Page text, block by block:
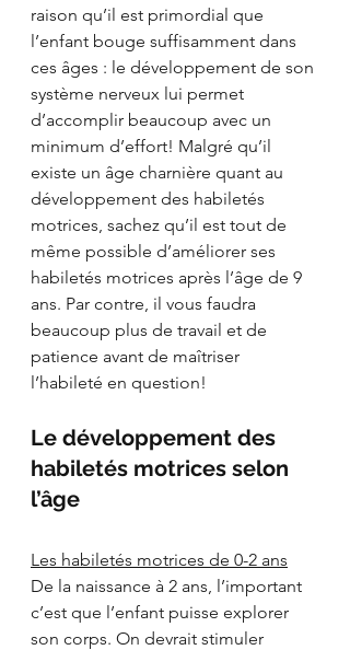
raison qu’il est primordial que
l’enfant bouge suffisamment dans
ces âges : le développement de son
système nerveux lui permet
d’accomplir beaucoup avec un
minimum d’effort! Malgré qu’il
existe un âge charnière quant au
développement des habiletés
motrices, sachez qu’il est tout de
même possible d’améliorer ses
habiletés motrices après l’âge de 9
ans. Par contre, il vous faudra
beaucoup plus de travail et de
patience avant de maîtriser
l’habileté en question!
Le développement des
habiletés motrices selon
l’âge
Les habiletés motrices de 0-2 ans
De la naissance à 2 ans, l’important
c’est que l’enfant puisse explorer
son corps. On devrait stimuler